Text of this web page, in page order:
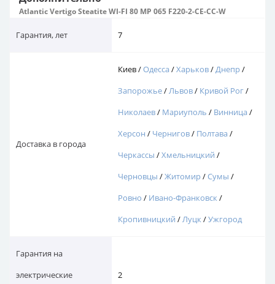
Atlantic Vertigo Steatite WI-FI 80 MP 065 F220-2-CE-CC-W
Гарантия, лет 7
Доставка в города
Киев /Одесса/Харьков/Днепр/
Запорожье/Львов/ Кривой Рог/
Николаев/ Мариуполь / Винница/
Херсон / Чернигов/ Полтава/
Черкассы /Хмельницкий /
Черновцы /Житомир/Сумы /
Ровно / Ивано-Франковск/
Кропивницкий /Луцк/Ужгород
Гарантия на
электрические
2